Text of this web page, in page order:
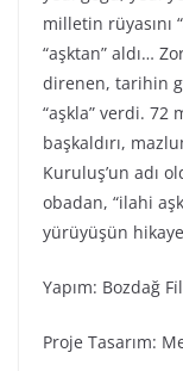
milletin rüyasını
“aşktan” aldı…
direnen, tarihin
“aşkla” verdi. 72
başkaldırı,
Kuruluş’un adı
obadan, “ilahi
yürüyüşün
Yapım: Bozdağ
Proje Tasarım: